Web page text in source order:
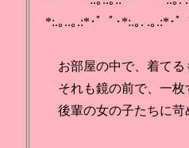
*:.｡..｡.:*･゜ﾟ･*:.｡. .｡.:*･
お部屋の中で、着てる
それも鏡の前で、一枚
後輩の女の子たちに苛